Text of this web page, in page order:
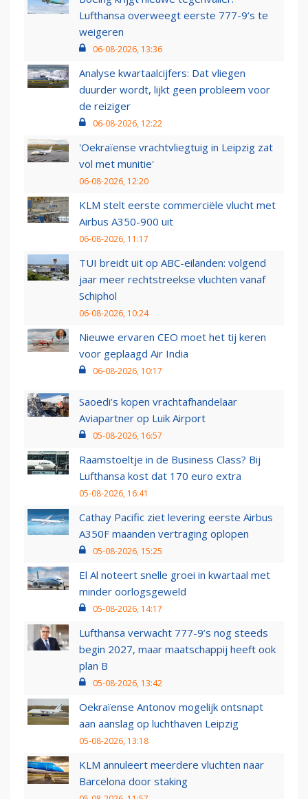
Lufthansa overweegt eerste 777-9’s te
weigeren
06-08-2026, 13:36
Analyse kwartaalcijfers: Dat vliegen
duurder wordt, lijkt geen probleem voor
de reiziger
06-08-2026, 12:22
'Oekraïense vrachtvliegtuig in Leipzig zat
vol met munitie'
06-08-2026, 12:20
KLM stelt eerste commerciële vlucht met
Airbus A350-900 uit
06-08-2026, 11:17
TUI breidt uit op ABC-eilanden: volgend
jaar meer rechtstreekse vluchten vanaf
Schiphol
06-08-2026, 10:24
Nieuwe ervaren CEO moet het tij keren
voor geplaagd Air India
06-08-2026, 10:17
Saoedi’s kopen vrachtafhandelaar
Aviapartner op Luik Airport
05-08-2026, 16:57
Raamstoeltje in de Business Class? Bij
Lufthansa kost dat 170 euro extra
05-08-2026, 16:41
Cathay Pacific ziet levering eerste Airbus
A350F maanden vertraging oplopen
05-08-2026, 15:25
El Al noteert snelle groei in kwartaal met
minder oorlogsgeweld
05-08-2026, 14:17
Lufthansa verwacht 777-9’s nog steeds
begin 2027, maar maatschappij heeft ook
plan B
05-08-2026, 13:42
Oekraïense Antonov mogelijk ontsnapt
aan aanslag op luchthaven Leipzig
05-08-2026, 13:18
KLM annuleert meerdere vluchten naar
Barcelona door staking